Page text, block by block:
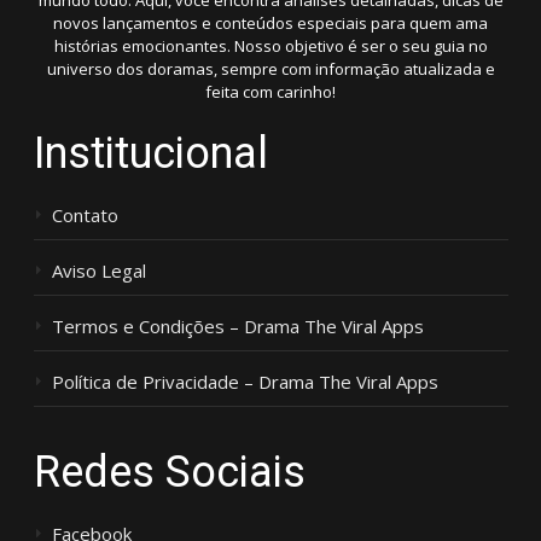
novos lançamentos e conteúdos especiais para quem ama
histórias emocionantes. Nosso objetivo é ser o seu guia no
universo dos doramas, sempre com informação atualizada e
feita com carinho!
Institucional
Contato
Aviso Legal
Termos e Condições – Drama The Viral Apps
Política de Privacidade – Drama The Viral Apps
Redes Sociais
Facebook